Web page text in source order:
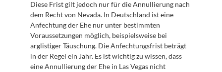
Diese Frist gilt jedoch nur für die Annullierung nach
dem Recht von Nevada. In Deutschland ist eine
Anfechtung der Ehe nur unter bestimmten
Voraussetzungen möglich, beispielsweise bei
arglistiger Täuschung. Die Anfechtungsfrist beträgt
in der Regel ein Jahr. Es ist wichtig zu wissen, dass
eine Annullierung der Ehe in Las Vegas nicht